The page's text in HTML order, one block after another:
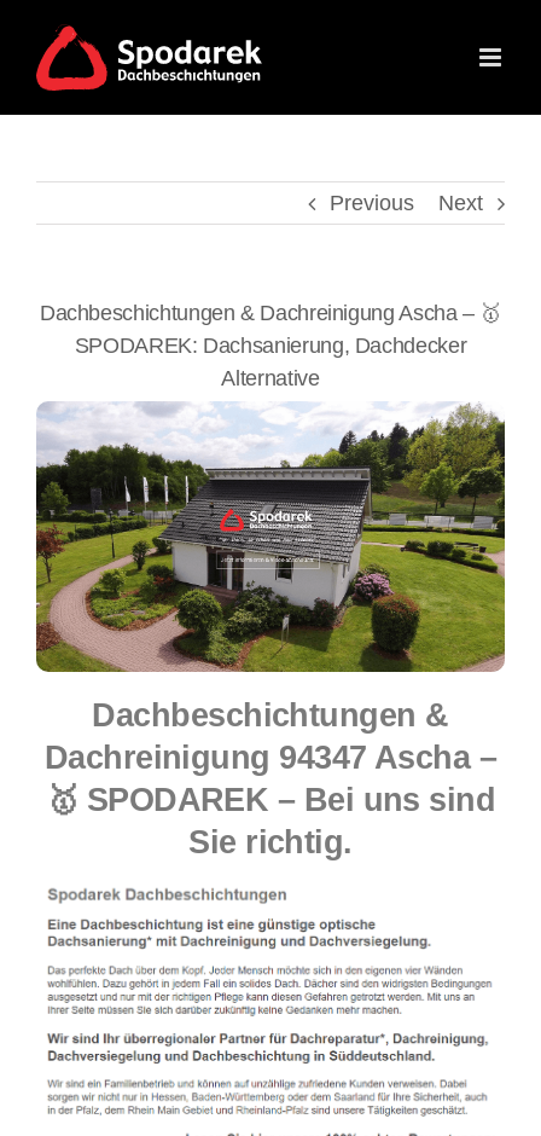
content
Previous Next
Dachbeschichtungen & Dachreinigung Ascha – 🥇
SPODAREK: Dachsanierung, Dachdecker
Alternative
Dachbeschichtungen &
Dachreinigung 94347 Ascha –
🥇 SPODAREK – Bei uns sind
Sie richtig.